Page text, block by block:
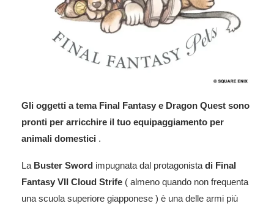
Gli oggetti a tema Final Fantasy e Dragon Quest sono
pronti per arricchire il tuo equipaggiamento per
animali domestici .
La Buster Sword impugnata dal protagonista di Final
Fantasy VII Cloud Strife ( almeno quando non frequenta
una scuola superiore giapponese ) è una delle armi più